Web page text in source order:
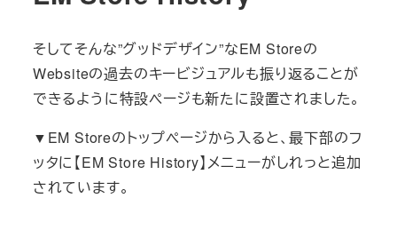
そしてそんな”グッドデザイン”なEM Storeの
Websiteの過去のキービジュアルも振り返ることが
できるように特設ページも新たに設置されました。
▼EM Storeのトップページから入ると、最下部のフ
ッタに【EM Store History】メニューがしれっと追加
されています。